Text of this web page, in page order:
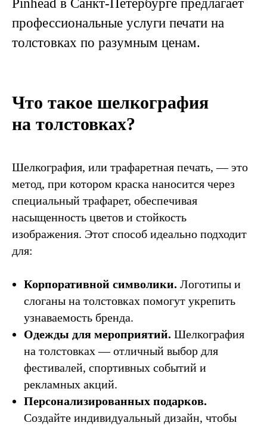
Pinhead в Санкт-Петербурге предлагает
профессиональные услуги печати на
толстовках по разумным ценам.
Что такое шелкография
на толстовках?
Шелкография, или трафаретная печать, — это
метод, при котором краска наносится через
специальный трафарет, обеспечивая
насыщенность цветов и стойкость
изображения. Этот способ идеально подходит
для:
Корпоративной символики. Логотипы и
слоганы на толстовках помогут укрепить
узнаваемость бренда.
Одежды для мероприятий. Шелкография
на толстовках — отличный выбор для
фестивалей, спортивных событий и
рекламных акций.
Персонализированных подарков.
Создайте индивидуальный дизайн, чтобы
ПРОИЗВОДСТВО
ДИЗАЙН И КОНСТРУИРОВАНИЕ
МЕТОДЫ ПЕЧАТИ
Футболки Худи Толстовки
Свитшоты Костюмы Шопперы
Футболки Худи Толстовки
Свитшоты
Спортивные костюмы
Шопперы
БРЕНДИРОВАНИЕ
Бирки Этикетки Лейблы